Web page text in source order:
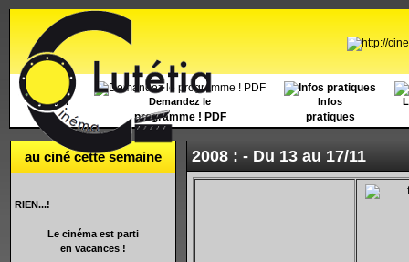
Accueil Demandez le
programme ! PDF
Infos
pratiques
au ciné cette semaine
RIEN...!
Le cinéma est parti
en vacances !
2008 : - Du 13 au 17/11